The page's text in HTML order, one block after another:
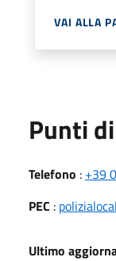
VAI ALLA
Punti
Telefono : +39
PEC :
Ultimo